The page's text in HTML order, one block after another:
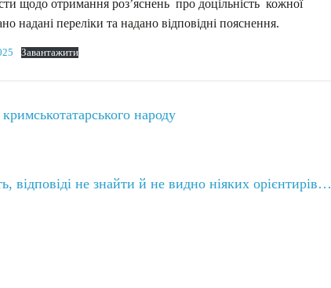
щодо отримання роз’яснень про доцільність кожної
надані переліки та надано відповідні пояснення.
Завантажити
народу
відповіді не знайти й не видно ніяких орієнтирів…